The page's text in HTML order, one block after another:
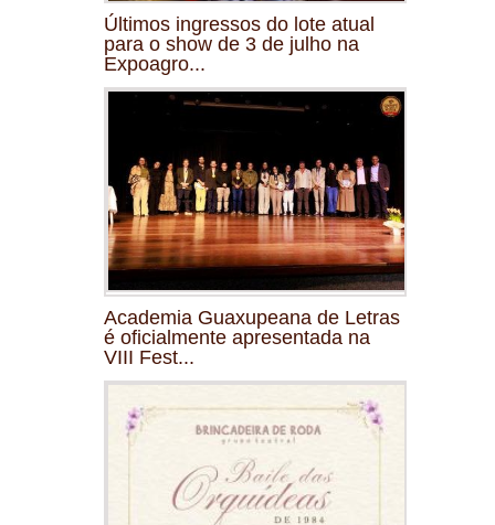
Últimos ingressos do lote atual
para o show de 3 de julho na
Expoagro...
Academia Guaxupeana de Letras
é oficialmente apresentada na
VIII Fest...